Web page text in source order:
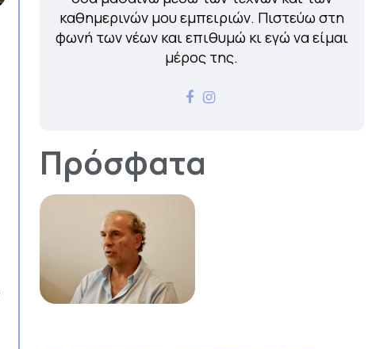
καθημερινών μου εμπειριών. Πιστεύω στη
φωνή των νέων και επιθυμώ κι εγώ να είμαι
μέρος της.
Πρόσφατα